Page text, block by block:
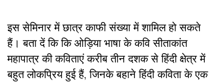
इस सेमिनार में छात्र काफी संख्या में शामिल हो सकते
हैं। बता दें कि कि ओड़िया भाषा के कवि सीताकांत
महापात्र की कविताएं करीब तीन दशक से हिंदी क्षेत्र में
बहुत लोकप्रिय हुई हैं, जिनके बहाने हिंदी कविता के एक